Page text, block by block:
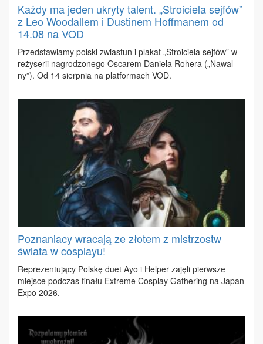
Każdy ma jeden ukryty talent. „Stroiciela sejfów”
z Leo Woodallem i Dustinem Hoffmanem od
14.08 na VOD
Przed­sta­wia­my pol­ski zwia­stun i pla­kat „Stro­icie­la sej­fów” w
re­ży­se­rii na­gro­dzo­ne­go Osca­rem Da­nie­la Ro­he­ra („Na­wal­
ny”). Od 14 sierp­nia na plat­for­mach VOD.
Poznaniacy wracają ze złotem z mistrzostw
świata w cosplayu!
Re­pre­zen­tu­ją­cy Pol­skę du­et Ayo i Hel­per za­ję­li pierw­sze
miej­sce pod­czas fi­na­łu Extre­me Co­splay Ga­the­ring na Ja­pan
Expo 2026.